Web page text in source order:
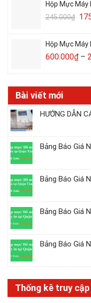
Hộp Mực
245.000₫
Hộp Mực Máy
600.000₫ –
Bài viết mới
HƯỚNG DẪN
Bảng Báo Giá
Bảng Báo Giá
Bảng Báo Giá
Bảng Báo Giá
Thống kê truy cập